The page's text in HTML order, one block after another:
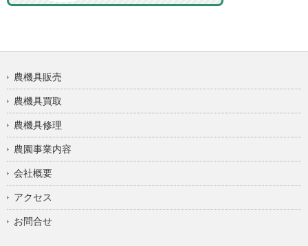
農機具販売
農機具買取
農機具修理
農園事業内容
会社概要
アクセス
お問合せ